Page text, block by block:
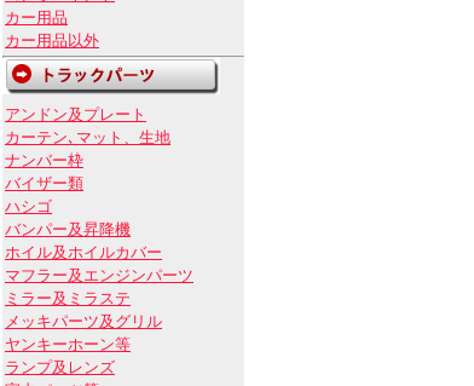
カー用品
カー用品以外
アンドン及プレート
カーテン､マット、生地
ナンバー枠
バイザー類
ハシゴ
バンパー及昇降機
ホイル及ホイルカバー
マフラー及エンジンパーツ
ミラー及ミラステ
メッキパーツ及グリル
ヤンキーホーン等
ランプ及レンズ